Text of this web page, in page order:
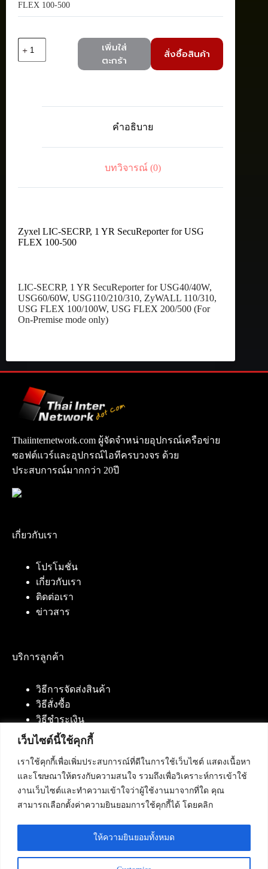
เว็บไซต์นี้ใช้คุกกี้
เราใช้คุกกี้เพื่อเพิ่มประสบการณ์ที่ดีในการใช้เว็บไซต์ แสดงเนื้อหา
และโฆษณาให้ตรงกับความสนใจ รวมถึงเพื่อวิเคราะห์การเข้าใช้
งานเว็บไซต์และทำความเข้าใจว่าผู้ใช้งานมาจากที่ใด คุณ
สามารถเลือกตั้งค่าความยินยอมการใช้คุกกี้ได้ โดยคลิก
ให้ความยินยอมทั้งหมด
FLEX 100-500
Zyxel
SecuReporter
USG110/210/310,
FLEX
200/500
(For
ชิ้น
เพิ่มใส่
ตะกร้า
สั่งซื้อสินค้า
คำอธิบาย
บทวิจารณ์ (0)
Zyxel LIC-SECRP, 1 YR SecuReporter for USG
FLEX 100-500
LIC-SECRP, 1 YR SecuReporter for USG40/40W,
USG60/60W, USG110/210/310, ZyWALL 110/310,
USG FLEX 100/100W, USG FLEX 200/500 (For
On-Premise mode only)
Thaiinternetwork.com ผู้จัดจำหน่ายอุปกรณ์เครือข่าย
ซอฟต์แวร์และอุปกรณ์ไอทีครบวงจร ด้วย
ประสบการณ์มากกว่า 20ปี
เกี่ยวกับเรา
โปรโมชั่น
เกี่ยวกับเรา
ติดต่อเรา
ข่าวสาร
บริการลูกค้า
วิธีการจัดส่งสินค้า
วิธีสั่งซื้อ
วิธีชำระเงิน
ติดต่อเรา
บริษัท เน็ทฟิวชั่น คอมมิวนิเคชั่น จำกัด 420/94 ถนน
นัมเบอร์วัน-ราม 2 แขวงดอกไม้, เขตประเวศ
กรุงเทพมหานคร 10250
โทรศัพท์ :084-553-4055,086-309-5259,